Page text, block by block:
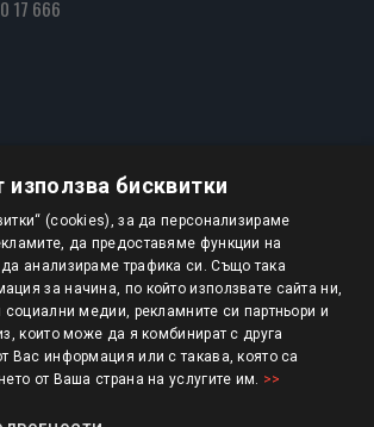
17 666
АБОНИРАНЕ
HERMESBOOKS.BG
използва бисквитки
(cookies), за да персонализираме
да предоставяме функции на
анализираме трафика си. Също така
за начина, по който използвате сайта ни,
социални медии, рекламните си партньори и
които може да я комбинират с друга
Вас информация или с такава, която са
от Ваша страна на услугите им. >>